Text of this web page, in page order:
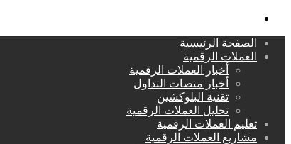
الصفحة الرئيسية
العملات الرقمية
أخبار العملات الرقمية
أخبار منصات التداول
تقنية البلوكشين
تحليل العملات الرقمية
تعليم العملات الرقمية
مشاريع العملات الرقمية